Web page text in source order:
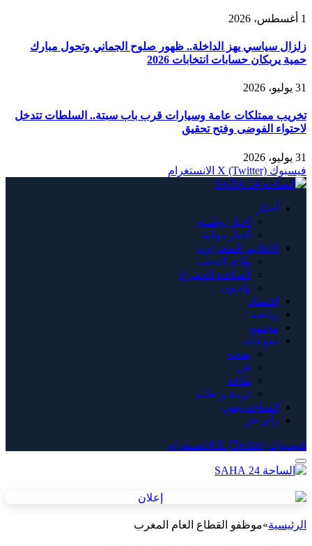
1 أغسطس، 2026
زلزال سياسي يهز الداخلة.. ظهور صلوح الجماني وتحول مبارك
حمية يربكان حسابات انتخابات 2026
31 يوليو، 2026
تخريب ممتلكات عامة وسيارات قرب باب سبتة.. السلطات تتدخل
لاحتواء الفوضى وفتح تحقيق
31 يوليو، 2026
فيسبوك X (Twitter) الانستغرام
أخبار
أخبار وطنية
أخبار دولية
الاقاليم الصحراوية
وادي الذهب
الساقية الحمراء
وادنون
اقتصاد
رياضة
مجتمع
منوعات
صحة
فن
ثقافة
تربية و تعليم
الساحة تيفي
رأي حر
فيسبوك X (Twitter) الانستغرام
الرئيسية»موظفو القطاع العام المغرب